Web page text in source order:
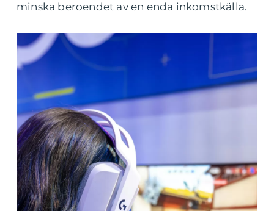
minska beroendet av en enda inkomstkälla.